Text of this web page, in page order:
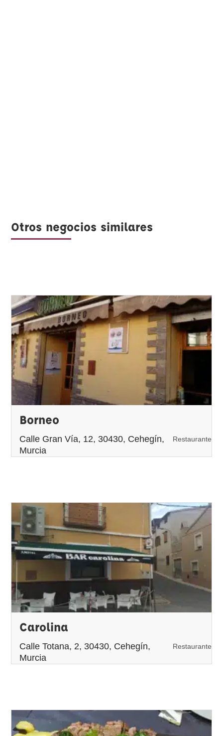
Otros negocios similares
Borneo
Calle Gran Vía, 12, 30430, Cehegín,
Murcia
Restaurante
Carolina
Calle Totana, 2, 30430, Cehegín,
Murcia
Restaurante